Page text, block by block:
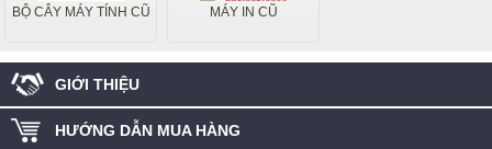
BỘ CÂY MÁY TÍNH CŨ MÁY IN CŨ
GIỚI THIỆU
HƯỚNG DẪN MUA HÀNG